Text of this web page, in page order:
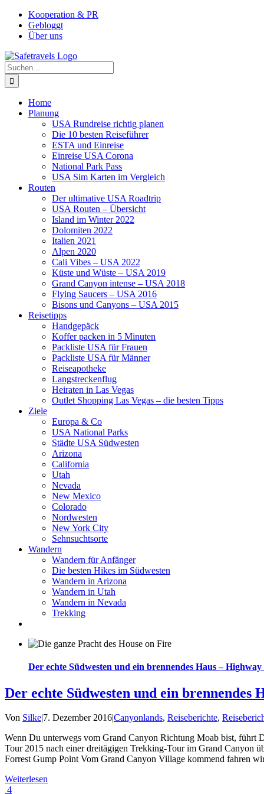
Zum
Inhalt
springen
Facebook
Instagram
YouTube
PinterestKooperation & PR
Gebloggt
Über uns
Suche
nach:
Home
Planung
USA Rundreise richtig planen
Die 10 besten Reiseführer
ESTA und Einreise
Einreise USA Corona
National Park Pass
USA Sim Karten im Vergleich
Routen
Der ultimative USA Roadtrip
USA Routen – Übersicht
Island im Winter 2022
Dolomiten 2022
Italien 2021
Alpen 2020
Cali Vibes – USA 2022
Küste und Wüste – USA 2019
Grand Canyon intense – USA 2018
Flying Saucers – USA 2016
Bisons und Canyons – USA 2015
Reisetipps
Handgepäck
Koffer packen in 5 Minuten
Packliste USA für Frauen
Packliste USA für Männer
Reiseapotheke
Langstreckenflug
Heiraten in Las Vegas
Outlet Shopping Las Vegas – die besten Tipps
Ziele
Europa & Co
USA National Parks
Städte USA Südwesten
Arizona
California
Utah
Nevada
New Mexico
Colorado
Nordwesten
New York City
Sehnsuchtsorte
Wandern
Wandern für Anfänger
Die besten Hikes im Südwesten
Wandern in Arizona
Wandern in Utah
Wandern in Nevada
Trekking
Der echte Südwesten und ein brennendes Haus –
Der echte Südwesten und ein brennendes
Von Silke|7. Dezember 2016|Canyonlands, Reiseberichte,
Wenn Du unterwegs vom Grand Canyon Richtung Moab bist, führt
Tour 2015 nach einer dreitägigen Trekking-Tour im Grand Canyon
Forrest Gump Point Vom Grand Canyon Village kommend fahren
Weiterlesen
4